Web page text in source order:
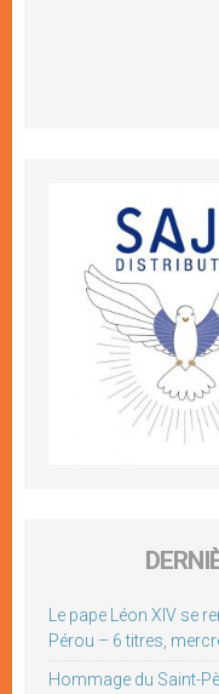
Le pape Léon XIV se
Pérou – 6 titres,
Hommage du Saint-